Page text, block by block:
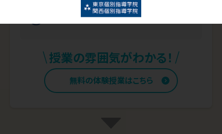
50分間の授業を体験しましょう
\授業の雰囲気がわかる！ /
無料の体験授業はこちら